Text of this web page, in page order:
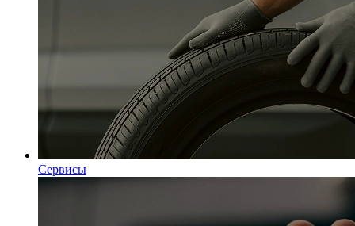
Сервисы